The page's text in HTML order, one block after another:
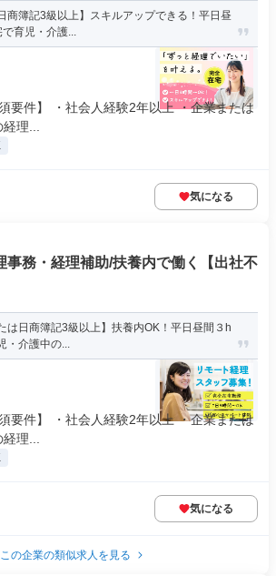
商簿記3級以上】スキルアップできる！平日昼
育児・介護...
要件】 ・社会人経験2年以上 ・企業または
理...
気になる
事務・経理補助/扶養内で働く【出社不
は日商簿記3級以上】扶養内OK！平日昼間３h
・介護中の...
要件】 ・社会人経験2年以上 ・企業または
理...
気になる
この企業の類似求人を見る